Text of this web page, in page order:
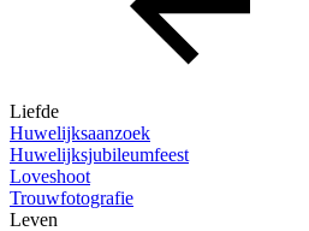
Liefde
Huwelijksaanzoek
Huwelijksjubileumfeest
Loveshoot
Trouwfotografie
Leven